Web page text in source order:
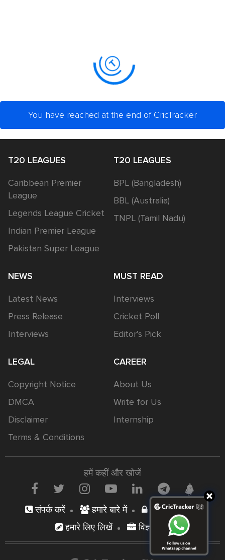
You have reached at the end of CricTracker
T20 LEAGUES
Caribbean Premier
League
Legends League Cricket
Indian Premier League
Pakistan Super League
T20 LEAGUES
BPL (Bangladesh)
BBL (Australia)
TNPL (Tamil Nadu)
NEWS
Latest News
Press Release
Interviews
MUST READ
Interviews
Cricket Poll
Editor’s Pick
LEGAL
Copyright Notice
DMCA
Disclaimer
Terms & Conditions
CAREER
About Us
Write for Us
Internship
हमें कहीं और खोजें
संपर्क करें हमारे बारे में
निजता नीति
हमारे लिए लिखें
विज्ञापन दें